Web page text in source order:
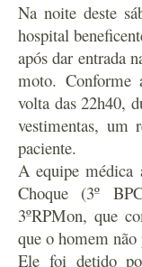
Na noite deste
hospital
após dar entrada
moto. Conforme
volta das 22h40,
vestimentas, um
paciente.
A equipe médica
Choque (3º
3ºRPMon, que
que o homem
Ele foi detido